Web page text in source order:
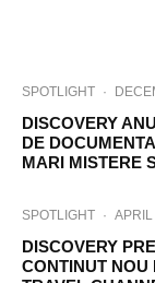
SPOTLIGHT ·
DISCOVERY
DE
MARI MISTERE
SPOTLIGHT ·
DISCOVERY
CONTINUT NOU